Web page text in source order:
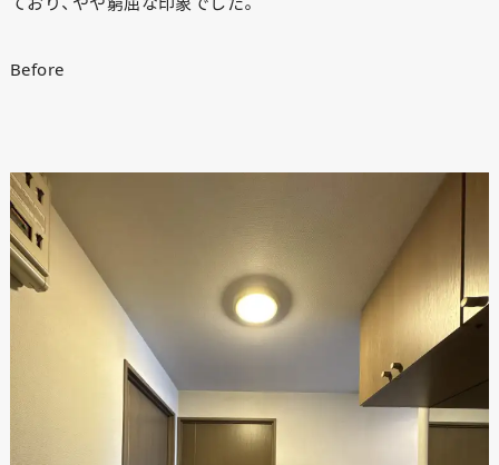
Before